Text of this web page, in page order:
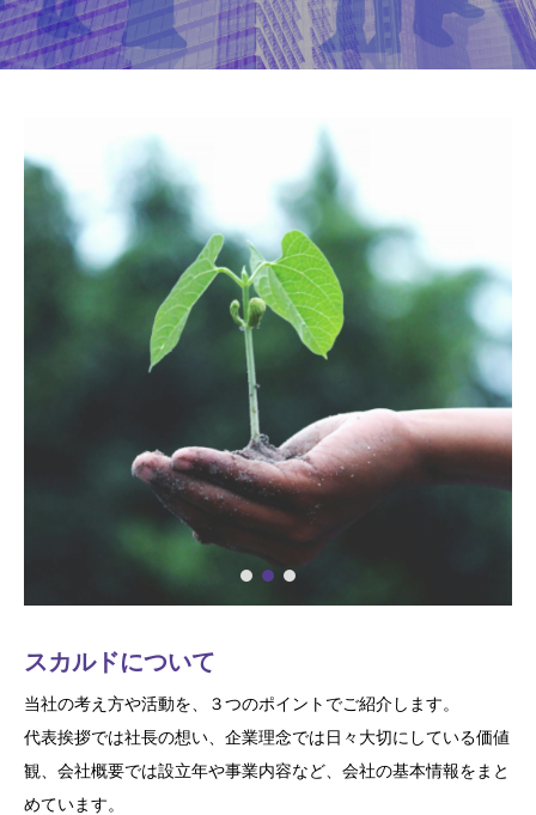
スカルドについて
当社の考え方や活動を、３つのポイントでご紹介します。
代表挨拶では社長の想い、企業理念では日々大切にしている価値
観、会社概要では設立年や事業内容など、会社の基本情報をまと
めています。